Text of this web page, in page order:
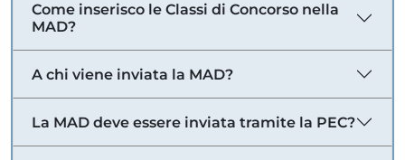
Come inserisco le Classi di Concorso nella
MAD?
A chi viene inviata la MAD?
La MAD deve essere inviata tramite la PEC?